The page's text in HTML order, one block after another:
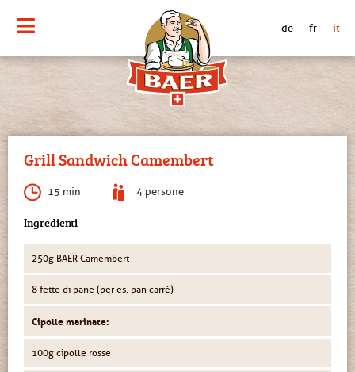
de fr it
Grill Sandwich Camembert
15 min 4 persone
Ingredienti
250g BAER Camembert
8 fette di pane (per es. pan carré)
Cipolle marinate:
100g cipolle rosse